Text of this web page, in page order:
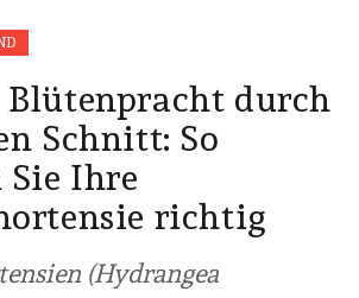
Blütenpracht durch
Schnitt: So
Sie Ihre
richtig
(Hydrangea